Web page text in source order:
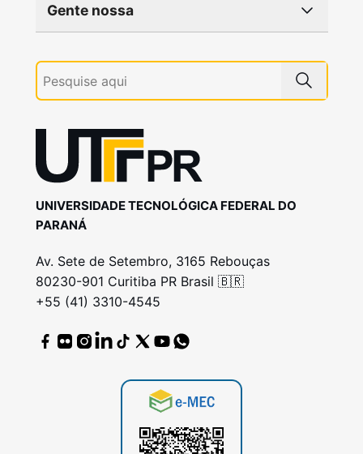
Gente nossa
UNIVERSIDADE TECNOLÓGICA FEDERAL DO
PARANÁ
Av. Sete de Setembro, 3165 Rebouças
80230-901 Curitiba PR Brasil 🇧🇷
+55 (41) 3310-4545